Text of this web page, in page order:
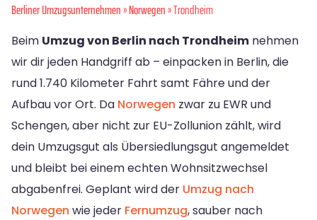
Berliner Umzugsunternehmen»Norwegen» Trondheim
Beim Umzug von Berlin nach Trondheim nehmen
wir dir jeden Handgriff ab – einpacken in Berlin, die
rund 1.740 Kilometer Fahrt samt Fähre und der
Aufbau vor Ort. Da Norwegen zwar zu EWR und
Schengen, aber nicht zur EU-Zollunion zählt, wird
dein Umzugsgut als Übersiedlungsgut angemeldet
und bleibt bei einem echten Wohnsitzwechsel
abgabenfrei. Geplant wird der Umzug nach
Norwegen wie jeder Fernumzug, sauber nach